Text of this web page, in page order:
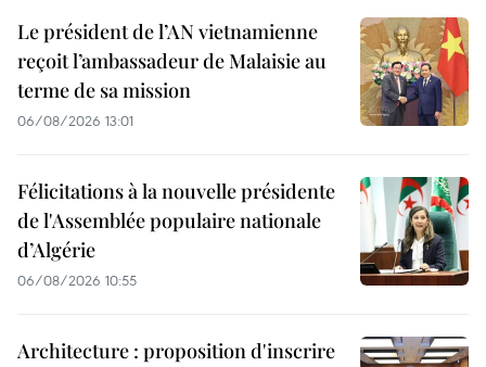
Le président de l’AN vietnamienne
reçoit l’ambassadeur de Malaisie au
terme de sa mission
06/08/2026 13:01
Félicitations à la nouvelle présidente
de l'Assemblée populaire nationale
d’Algérie
06/08/2026 10:55
Architecture : proposition d'inscrire